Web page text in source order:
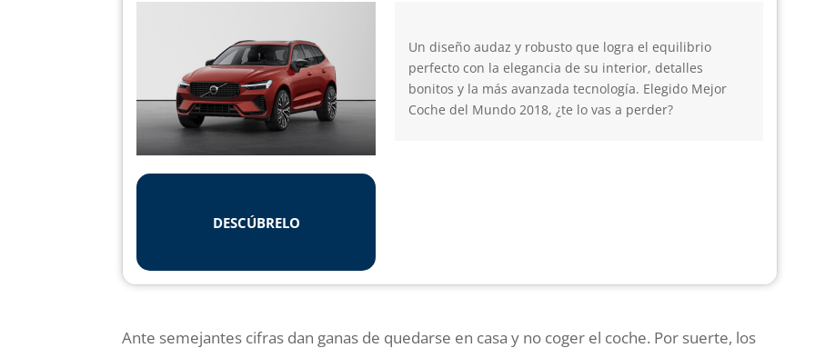
DESCÚBRELO
Un diseño audaz y robusto que logra el equilibrio
perfecto con la elegancia de su interior, detalles
bonitos y la más avanzada tecnología. Elegido Mejor
Coche del Mundo 2018, ¿te lo vas a perder?
Ante semejantes cifras dan ganas de quedarse en casa y no coger el coche. Por suerte, los